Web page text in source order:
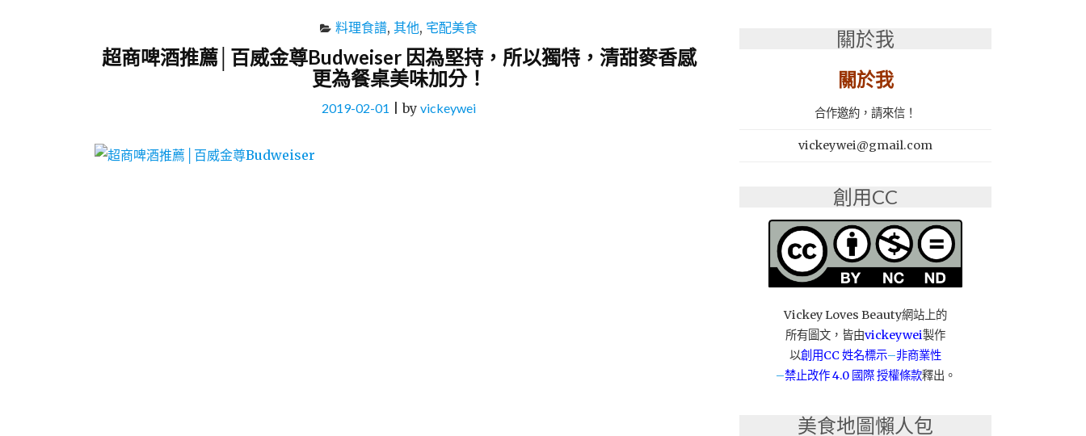
料理食譜, 其他, 宅配美食
超商啤酒推薦│百威金尊Budweiser 因為堅持，所以獨特，清甜麥香感
更為餐桌美味加分！
2019-02-01 |by vickeywei
關於我
關於我
合作邀約，請來信！
vickeywei@gmail.com
創用CC
Vickey Loves Beauty網站上的
所有圖文，皆由vickeywei製作
以創用CC 姓名標示–非商業性
–禁止改作4.0 國際 授權條款釋出。
美食地圖懶人包